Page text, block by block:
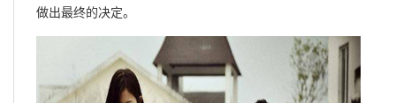
做出最终的决定。